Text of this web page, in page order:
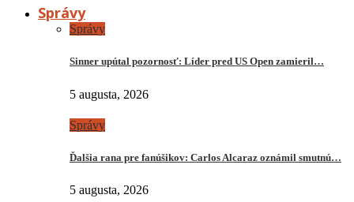
Správy
Správy
Sinner upútal pozornosť: Líder pred US Open zamieril…
5 augusta, 2026
Správy
Ďalšia rana pre fanúšikov: Carlos Alcaraz oznámil smutnú…
5 augusta, 2026